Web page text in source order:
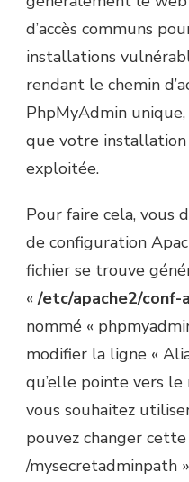
d’accès communs
installations
rendant le chemin
PhpMyAdmin
que votre
exploitée.
Pour faire cela, vous
de configuration
fichier se trouve
«/etc/apache2/conf-
nommé «
modifier la ligne «
qu’elle pointe vers
vous souhaitez
pouvez changer
/mysecretadminpath